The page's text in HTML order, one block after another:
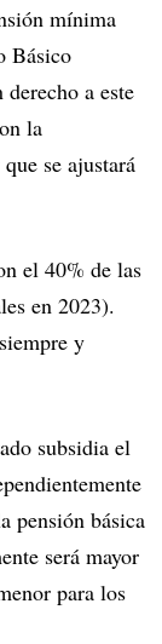
mínima
Básico
a este
la
se ajustará
el 40% de las
en 2023).
y
subsidia el
pensión básica
será mayor
para los